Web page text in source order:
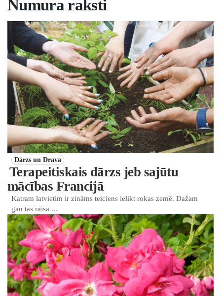
Numura raksti
Dārzs un Drava
Terapeitiskais dārzs jeb sajūtu
mācības Francijā
Katram latvietim ir zināms teiciens ielikt rokas zemē. Dažam
gan tas raisa ...